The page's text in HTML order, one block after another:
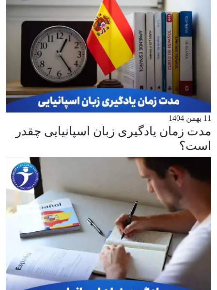
11 بهمن 1404
مدت زمان یادگیری زبان اسپانیایی چقدر
است؟